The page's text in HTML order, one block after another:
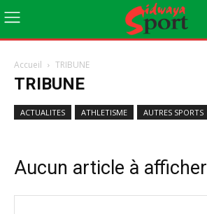
Accueil TRIBUNE
TRIBUNE
ACTUALITES ATHLETISME AUTRES SPORTS
Aucun article à afficher